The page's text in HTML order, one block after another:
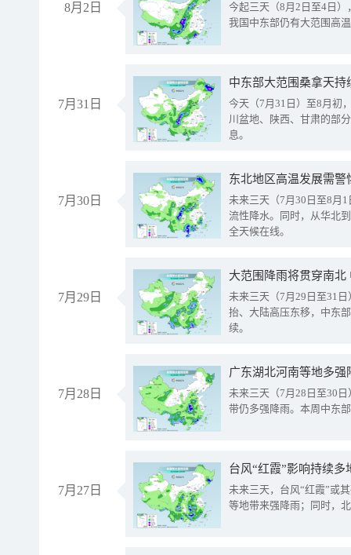
8月2日
今起三天（8月2日至4日
我国中东部仍有大范围高
7月31日
中东部大范围桑拿天
今天（7月31日）至8月初
川盆地、陕西、甘肃的部
息。
7月30日
东北地区高温发展需
未来三天（7月30日至8月
流性降水。同时，从华北
全天候在线。
7月29日
大范围降雨将贯穿南
未来三天（7月29日至31
抬、大陆高压东移，中东
续。
7月28日
广东湖北河南等地多
未来三天（7月28日至30
带仍多强降雨。本周中东
7月27日
台风“红霞”影响持续
未来三天，台风“红霞”或
等地带来强降雨；同时，